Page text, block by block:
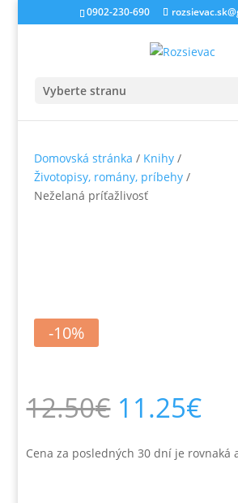
0902-230-690
Vyberte stranu
Domovská stránka / Knihy /
Životopisy, romány, príbehy /
Neželaná príťažlivosť
-10%
12.50€ Pôvodná
cena
bola:
12.50€.
11.25€
je:
Cena za posledných 30 dní je rovnaká